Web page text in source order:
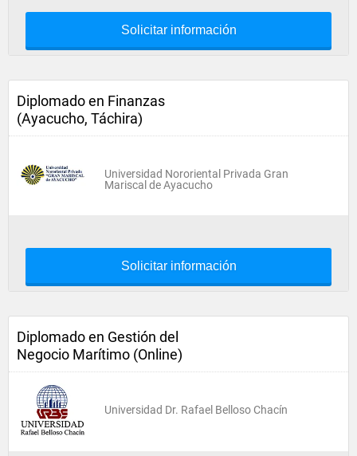
Solicitar información
Diplomado en Finanzas
(Ayacucho, Táchira)
Universidad Nororiental Privada Gran
Mariscal de Ayacucho
Solicitar información
Diplomado en Gestión del
Negocio Marítimo (Online)
Universidad Dr. Rafael Belloso Chacín